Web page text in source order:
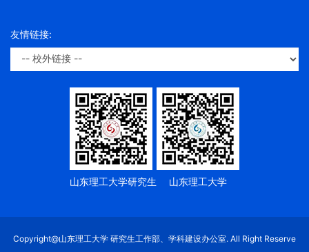
友情链接:
山东理工大学研究生 山东理工大学
Copyright@山东理工大学 研究生工作部、学科建设办公室. All Right Reserve